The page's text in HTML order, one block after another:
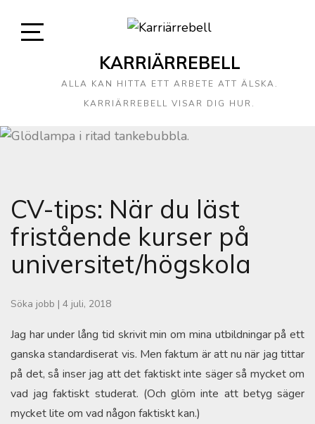
KARRIÄRREBELL
ALLA KAN HITTA ETT ARBETE ATT ÄLSKA.
KARRIÄRREBELL VISAR DIG HUR.
CV-tips: När du läst
fristående kurser på
universitet/högskola
Söka jobb | 4 juli, 2018
Jag har under lång tid skrivit min om mina utbildningar på ett
ganska standardiserat vis. Men faktum är att nu när jag tittar
på det, så inser jag att det faktiskt inte säger så mycket om
vad jag faktiskt studerat. (Och glöm inte att betyg säger
mycket lite om vad någon faktiskt kan.)